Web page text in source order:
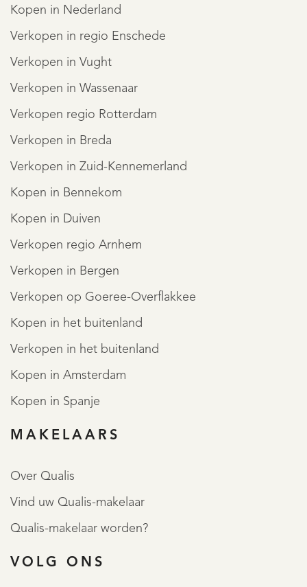
Kopen in Nederland
Verkopen in regio Enschede
Verkopen in Vught
Verkopen in Wassenaar
Verkopen regio Rotterdam
Verkopen in Breda
Verkopen in Zuid-Kennemerland
Kopen in Bennekom
Kopen in Duiven
Verkopen regio Arnhem
Verkopen in Bergen
Verkopen op Goeree-Overflakkee
Kopen in het buitenland
Verkopen in het buitenland
Kopen in Amsterdam
Kopen in Spanje
MAKELAARS
Over Qualis
Vind uw Qualis-makelaar
Qualis-makelaar worden?
VOLG ONS